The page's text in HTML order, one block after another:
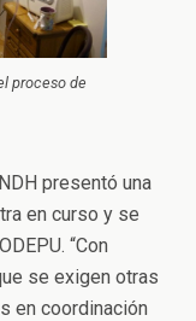
proceso de
presentó una
en curso y se
“Con
se exigen otras
en coordinación